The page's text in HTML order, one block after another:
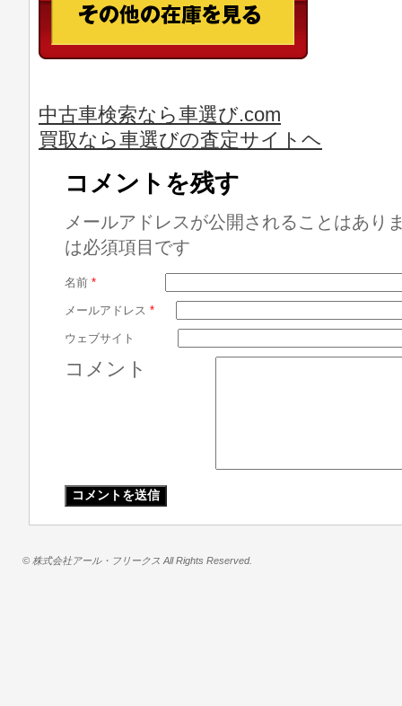
中古車検索なら車選び.com
買取なら車選びの査定サイトヘ
コメントを残す
メールアドレスが公開されることはあり
は必須項目です
名前 *
メールアドレス *
ウェブサイト
コメント
© 株式会社アール・フリークス All Rights Reserved.